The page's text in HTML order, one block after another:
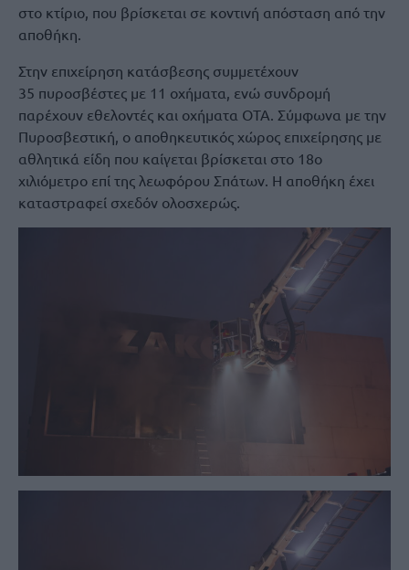
στο κτίριο, που βρίσκεται σε κοντινή απόσταση από την
αποθήκη.
Στην επιχείρηση κατάσβεσης συμμετέχουν
35 πυροσβέστες με 11 οχήματα, ενώ συνδρομή
παρέχουν εθελοντές και οχήματα ΟΤΑ. Σύμφωνα με την
Πυροσβεστική, ο αποθηκευτικός χώρος επιχείρησης με
αθλητικά είδη που καίγεται βρίσκεται στο 18ο
χιλιόμετρο επί της λεωφόρου Σπάτων. Η αποθήκη έχει
καταστραφεί σχεδόν ολοσχερώς.